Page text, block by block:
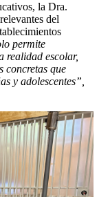
la Dra.
del
permite
realidad escolar,
concretas que
y adolescentes”,